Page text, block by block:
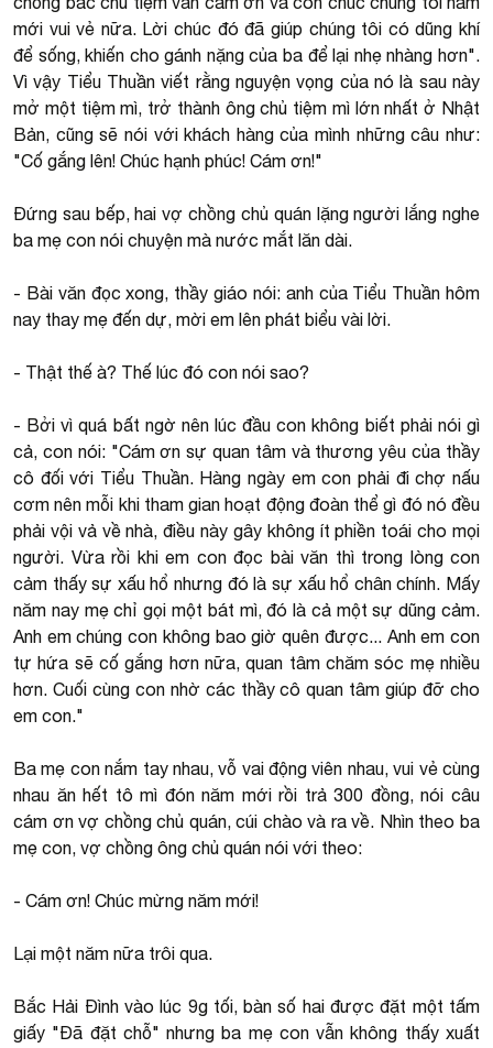
mới vui vẻ nữa. Lời chúc đó đã giúp chúng tôi có dũng khí
để sống, khiến cho gánh nặng của ba để lại nhẹ nhàng hơn".
Vì vậy Tiểu Thuần viết rằng nguyện vọng của nó là sau này
mở một tiệm mì, trở thành ông chủ tiệm mì lớn nhất ở Nhật
Bản, cũng sẽ nói với khách hàng của mình những câu như:
"Cố gắng lên! Chúc hạnh phúc! Cám ơn!"
Đứng sau bếp, hai vợ chồng chủ quán lặng người lắng nghe
ba mẹ con nói chuyện mà nước mắt lăn dài.
- Bài văn đọc xong, thầy giáo nói: anh của Tiểu Thuần hôm
nay thay mẹ đến dự, mời em lên phát biểu vài lời.
- Thật thế à? Thế lúc đó con nói sao?
- Bởi vì quá bất ngờ nên lúc đầu con không biết phải nói gì
cả, con nói: "Cám ơn sự quan tâm và thương yêu của thầy
cô đối với Tiểu Thuần. Hàng ngày em con phải đi chợ nấu
cơm nên mỗi khi tham gian hoạt động đoàn thể gì đó nó đều
phải vội vả về nhà, điều này gây không ít phiền toái cho mọi
người. Vừa rồi khi em con đọc bài văn thì trong lòng con
cảm thấy sự xấu hổ nhưng đó là sự xấu hổ chân chính. Mấy
năm nay mẹ chỉ gọi một bát mì, đó là cả một sự dũng cảm.
Anh em chúng con không bao giờ quên được... Anh em con
tự hứa sẽ cố gắng hơn nữa, quan tâm chăm sóc mẹ nhiều
hơn. Cuối cùng con nhờ các thầy cô quan tâm giúp đỡ cho
em con."
Ba mẹ con nắm tay nhau, vỗ vai động viên nhau, vui vẻ cùng
nhau ăn hết tô mì đón năm mới rồi trả 300 đồng, nói câu
cám ơn vợ chồng chủ quán, cúi chào và ra về. Nhìn theo ba
mẹ con, vợ chồng ông chủ quán nói với theo:
- Cám ơn! Chúc mừng năm mới!
Lại một năm nữa trôi qua.
Bắc Hải Đình vào lúc 9g tối, bàn số hai được đặt một tấm
giấy "Đã đặt chỗ" nhưng ba mẹ con vẫn không thấy xuất